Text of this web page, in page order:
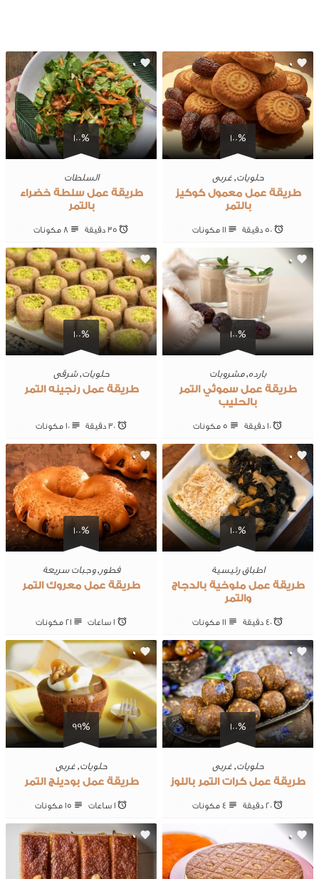
100%
0
حلويات,غربى
طريقة عمل معمول كوكيز
بالتمر
50 ‎دقيقة 11 ‎مكونات
100%
0
السلطات
طريقة عمل سلطة خضراء
بالتمر
35 ‎دقيقة 8 ‎مكونات
100%
0
بارده,مشروبات
طريقة عمل سموثي التمر
بالحليب
10 ‎دقيقة 5 ‎مكونات
100%
0
حلويات,شرقى
طريقة عمل رنجينه التمر
30 ‎دقيقة 10 ‎مكونات
100%
0
اطباق رئيسية
طريقة عمل ملوخية بالدجاج
والتمر
40 ‎دقيقة 11 ‎مكونات
100%
0
فطور ,وجبات سريعة
طريقة عمل معروك التمر
1 ساعات 21 ‎مكونات
100%
0
حلويات,غربى
طريقة عمل كرات التمر باللوز
20 ‎دقيقة 4 ‎مكونات
99%
0
حلويات,غربى
طريقة عمل بودينج التمر
1 ساعات 15 ‎مكونات
0
0